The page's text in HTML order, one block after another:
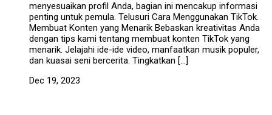
menyesuaikan profil Anda, bagian ini mencakup informasi
penting untuk pemula. Telusuri Cara Menggunakan TikTok.
Membuat Konten yang Menarik Bebaskan kreativitas Anda
dengan tips kami tentang membuat konten TikTok yang
menarik. Jelajahi ide-ide video, manfaatkan musik populer,
dan kuasai seni bercerita. Tingkatkan […]
Dec 19, 2023